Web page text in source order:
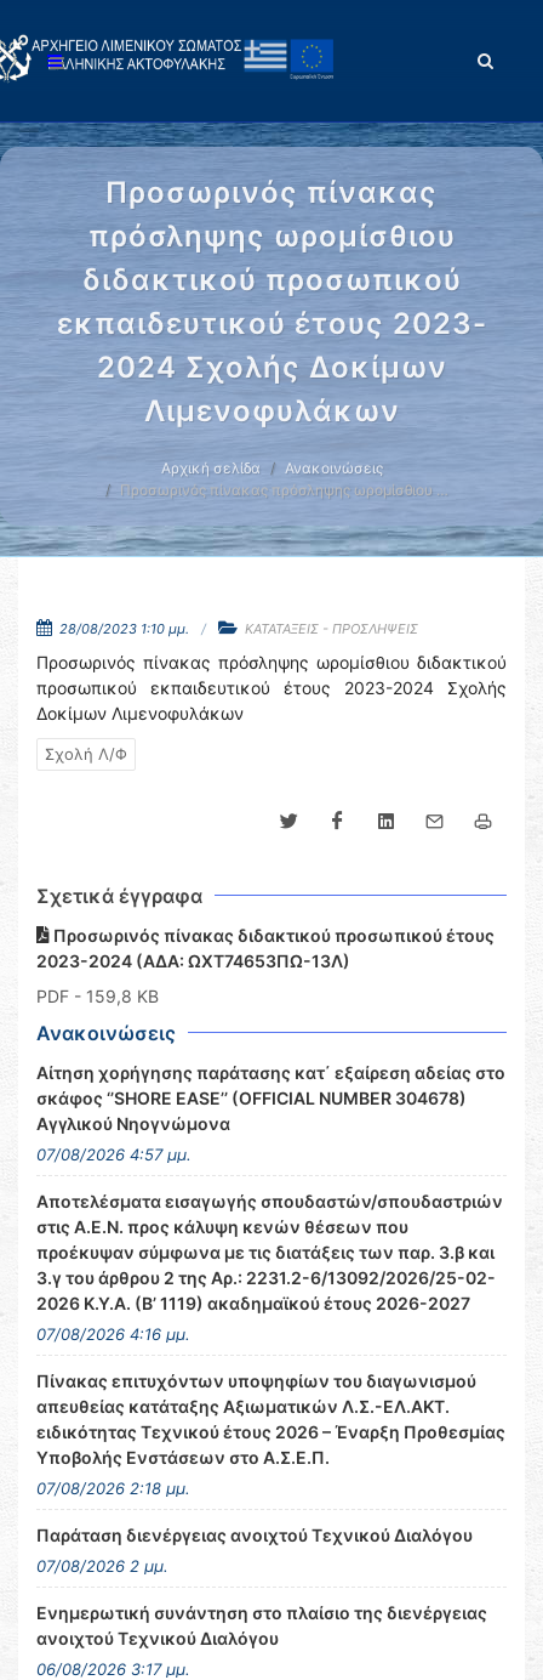
Προσωρινός πίνακας
πρόσληψης ωρομίσθιου
διδακτικού προσωπικού
εκπαιδευτικού έτους 2023-
2024 Σχολής Δοκίμων
Λιμενοφυλάκων
Αρχική σελίδα
Ανακοινώσεις
Προσωρινός πίνακας πρόσληψης ωρομίσθιου …
28/08/2023 1:10 μμ. ΚΑΤΑΤΑΞΕΙΣ - ΠΡΟΣΛΗΨΕΙΣ
Προσωρινός πίνακας πρόσληψης ωρομίσθιου διδακτικού
προσωπικού εκπαιδευτικού έτους 2023-2024 Σχολής
Δοκίμων Λιμενοφυλάκων
Σχολή Λ/Φ
Σχετικά έγγραφα
Προσωρινός πίνακας διδακτικού προσωπικού έτους
2023-2024 (ΑΔΑ: ΩΧΤ74653ΠΩ-13Λ)
PDF - 159,8 KB
Ανακοινώσεις
Αίτηση χορήγησης παράτασης κατ΄ εξαίρεση αδείας στο
σκάφος ‘’SHORE EASE’’ (OFFICIAL NUMBER 304678)
Αγγλικού Νηογνώμονα
07/08/2026 4:57 μμ.
Αποτελέσματα εισαγωγής σπουδαστών/σπουδαστριών
στις Α.Ε.Ν. προς κάλυψη κενών θέσεων που
προέκυψαν σύμφωνα με τις διατάξεις των παρ. 3.β και
3.γ του άρθρου 2 της Αρ.: 2231.2-6/13092/2026/25-02-
2026 Κ.Υ.Α. (Β’ 1119) ακαδημαϊκού έτους 2026-2027
07/08/2026 4:16 μμ.
Πίνακας επιτυχόντων υποψηφίων του διαγωνισμού
απευθείας κατάταξης Αξιωματικών Λ.Σ.-ΕΛ.ΑΚΤ.
ειδικότητας Τεχνικού έτους 2026 – Έναρξη Προθεσμίας
Υποβολής Ενστάσεων στο Α.Σ.Ε.Π.
07/08/2026 2:18 μμ.
Παράταση διενέργειας ανοιχτού Τεχνικού Διαλόγου
07/08/2026 2 μμ.
Ενημερωτική συνάντηση στο πλαίσιο της διενέργειας
ανοιχτού Τεχνικού Διαλόγου
06/08/2026 3:17 μμ.